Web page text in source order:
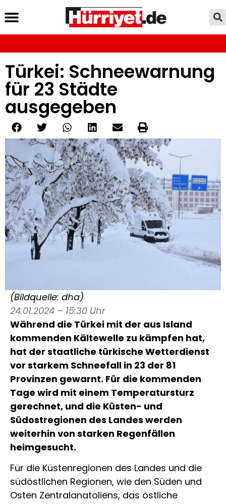
Türkei: Schneewarnung
für 23 Städte
ausgegeben
(Bildquelle: dha)
24.01.2024 – 15:30 Uhr
Während die Türkei mit der aus Island
kommenden Kältewelle zu kämpfen hat,
hat der staatliche türkische Wetterdienst
vor starkem Schneefall in 23 der 81
Provinzen gewarnt. Für die kommenden
Tage wird mit einem Temperatursturz
gerechnet, und die Küsten- und
Südostregionen des Landes werden
weiterhin von starken Regenfällen
heimgesucht.
Für die Küstenregionen des Landes und die
südöstlichen Regionen, wie den Süden und
Osten Zentralanatoliens, das östliche